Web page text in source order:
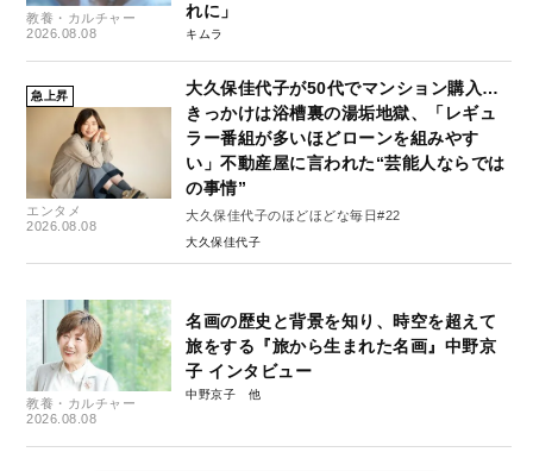
教養・カルチャー
2026.08.08
れに」
キムラ
急上昇
エンタメ
2026.08.08
大久保佳代子が50代でマンション購入…
きっかけは浴槽裏の湯垢地獄、「レギュ
ラー番組が多いほどローンを組みやす
い」不動産屋に言われた“芸能人ならでは
の事情”
大久保佳代子のほどほどな毎日#22
大久保佳代子
教養・カルチャー
2026.08.08
名画の歴史と背景を知り、時空を超えて
旅をする『旅から生まれた名画』中野京
子 インタビュー
中野京子